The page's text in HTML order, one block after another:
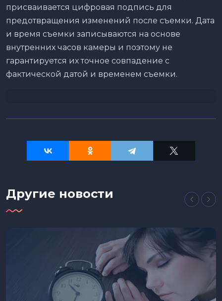
присваивается цифровая подпись для
предотвращения изменений после съемки. Дата
и время съемки записываются на основе
внутренних часов камеры и поэтому не
гарантируется их точное совпадение с
фактической датой и временем съемки.
Другие новости